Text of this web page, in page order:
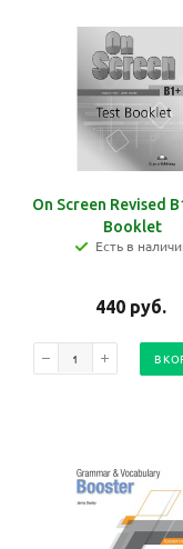
On Screen Revised
Booklet
Есть в
440руб.
В